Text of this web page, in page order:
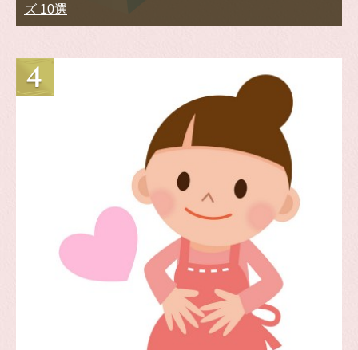
ズ 10選